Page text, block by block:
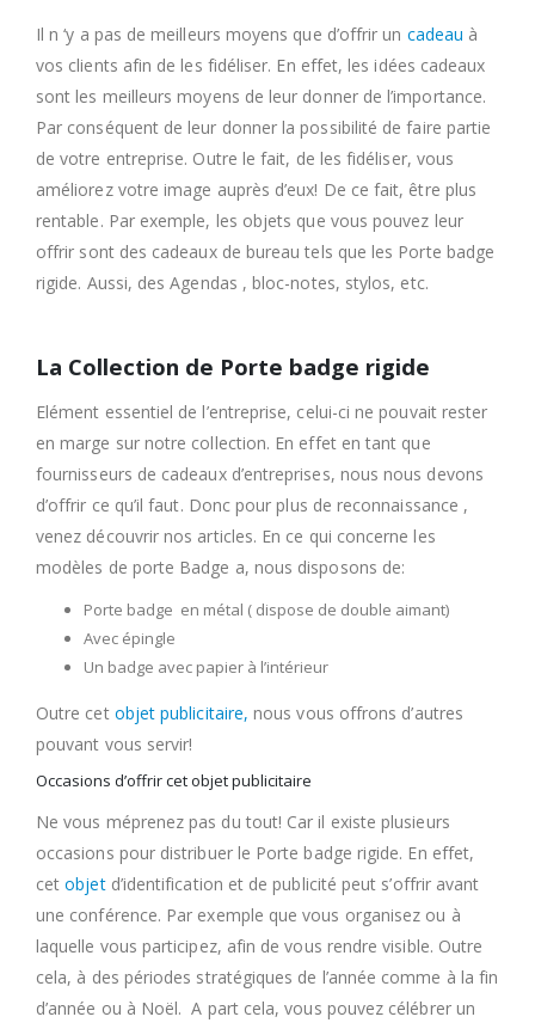
Il n ‘y a pas de meilleurs moyens que d’offrir un cadeau à
vos clients afin de les fidéliser. En effet, les idées cadeaux
sont les meilleurs moyens de leur donner de l’importance.
Par conséquent de leur donner la possibilité de faire partie
de votre entreprise. Outre le fait, de les fidéliser, vous
améliorez votre image auprès d’eux! De ce fait, être plus
rentable. Par exemple, les objets que vous pouvez leur
offrir sont des cadeaux de bureau tels que les Porte badge
rigide. Aussi, des Agendas , bloc-notes, stylos, etc.
La Collection de Porte badge rigide
Elément essentiel de l’entreprise, celui-ci ne pouvait rester
en marge sur notre collection. En effet en tant que
fournisseurs de cadeaux d’entreprises, nous nous devons
d’offrir ce qu’il faut. Donc pour plus de reconnaissance ,
venez découvrir nos articles. En ce qui concerne les
modèles de porte Badge a, nous disposons de:
Porte badge en métal ( dispose de double aimant)
Avec épingle
Un badge avec papier à l’intérieur
Outre cet objet publicitaire, nous vous offrons d’autres
pouvant vous servir!
Occasions d’offrir cet objet publicitaire
Ne vous méprenez pas du tout! Car il existe plusieurs
occasions pour distribuer le Porte badge rigide. En effet,
cetobjetd’identification et de publicité peut s’offrir avant
une conférence. Par exemple que vous organisez ou à
laquelle vous participez, afin de vous rendre visible. Outre
cela, à des périodes stratégiques de l’année comme à la fin
d’année ou à Noël. A part cela, vous pouvez célébrer un